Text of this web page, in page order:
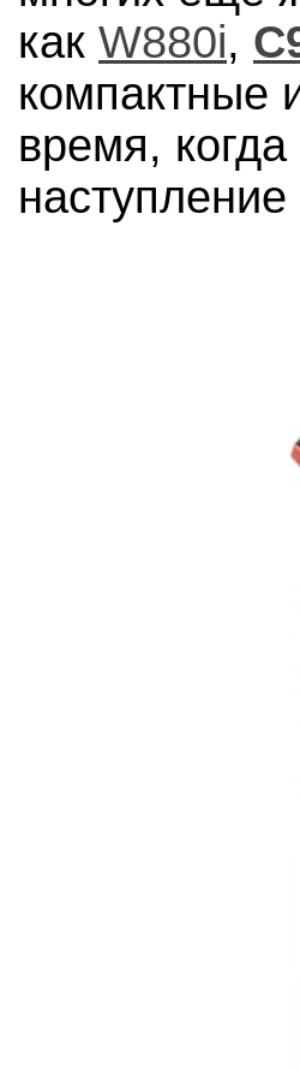
как W880i,
компактные
время,